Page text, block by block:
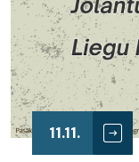
11.11.